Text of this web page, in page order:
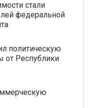
стали
федеральной
политическую
от Республики